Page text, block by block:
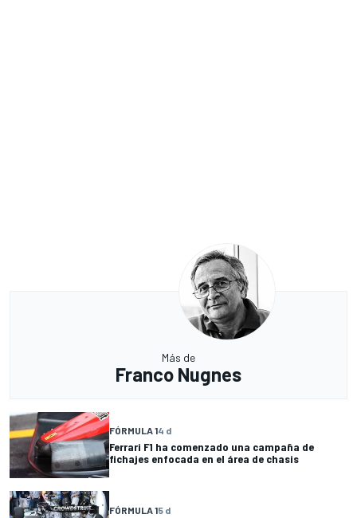
Más de
Franco Nugnes
FÓRMULA 14 d
Ferrari F1 ha comenzado una campaña de
fichajes enfocada en el área de chasis
FÓRMULA 15 d